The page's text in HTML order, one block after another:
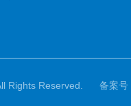
Rights Reserved. 备案号